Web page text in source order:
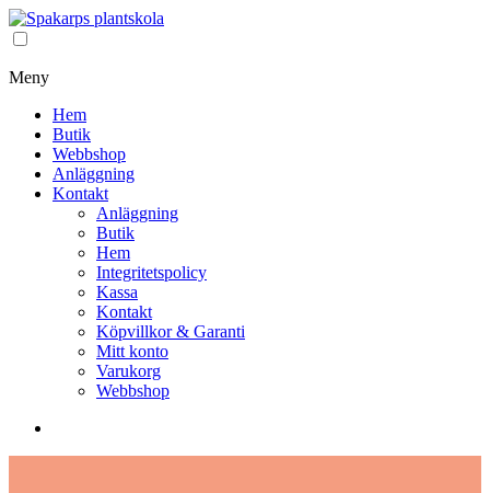
Meny
Hem
Butik
Webbshop
Anläggning
Kontakt
Anläggning
Butik
Hem
Integritetspolicy
Kassa
Kontakt
Köpvillkor & Garanti
Mitt konto
Varukorg
Webbshop